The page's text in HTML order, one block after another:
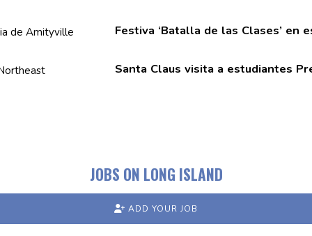
Festiva ‘Batalla de las Clases’ en
Santa Claus visita a estudiantes
JOBS ON LONG ISLAND
ADD YOUR JOB